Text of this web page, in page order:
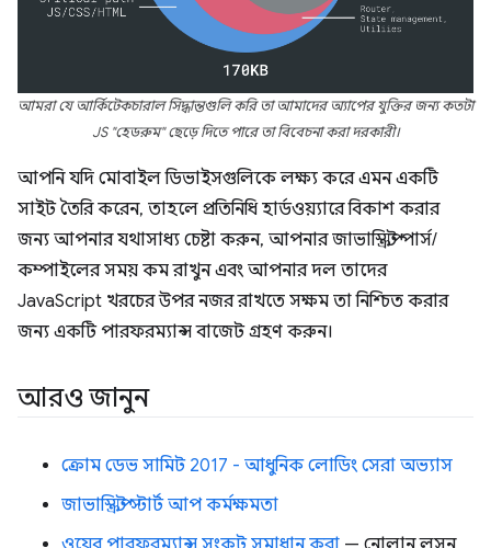
আমরা যে আর্কিটেকচারাল সিদ্ধান্তগুলি করি তা আমাদের অ্যাপের যুক্তির জন্য কতটা
JS "হেডরুম" ছেড়ে দিতে পারে তা বিবেচনা করা দরকারী।
আপনি যদি মোবাইল ডিভাইসগুলিকে লক্ষ্য করে এমন একটি
সাইট তৈরি করেন, তাহলে প্রতিনিধি হার্ডওয়্যারে বিকাশ করার
জন্য আপনার যথাসাধ্য চেষ্টা করুন, আপনার জাভাস্ক্রিপ্ট পার্স/
কম্পাইলের সময় কম রাখুন এবং আপনার দল তাদের
JavaScript খরচের উপর নজর রাখতে সক্ষম তা নিশ্চিত করার
জন্য একটি পারফরম্যান্স বাজেট গ্রহণ করুন।
আরও জানুন
ক্রোম ডেভ সামিট 2017 - আধুনিক লোডিং সেরা অভ্যাস
জাভাস্ক্রিপ্ট স্টার্ট আপ কর্মক্ষমতা